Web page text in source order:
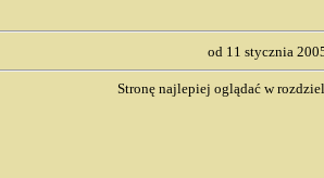
od 11 stycznia
Stronę najlepiej oglądać w